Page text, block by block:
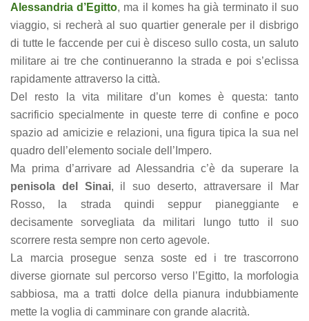
Alessandria d’Egitto, ma il komes ha già terminato il suo
viaggio, si recherà al suo quartier generale per il disbrigo
di tutte le faccende per cui è disceso sullo costa, un saluto
militare ai tre che continueranno la strada e poi s’eclissa
rapidamente attraverso la città.
Del resto la vita militare d’un komes è questa: tanto
sacrificio specialmente in queste terre di confine e poco
spazio ad amicizie e relazioni, una figura tipica la sua nel
quadro dell’elemento sociale dell’Impero.
Ma prima d’arrivare ad Alessandria c’è da superare la
penisola del Sinai, il suo deserto, attraversare il Mar
Rosso, la strada quindi seppur pianeggiante e
decisamente sorvegliata da militari lungo tutto il suo
scorrere resta sempre non certo agevole.
La marcia prosegue senza soste ed i tre trascorrono
diverse giornate sul percorso verso l’Egitto, la morfologia
sabbiosa, ma a tratti dolce della pianura indubbiamente
mette la voglia di camminare con grande alacrità.